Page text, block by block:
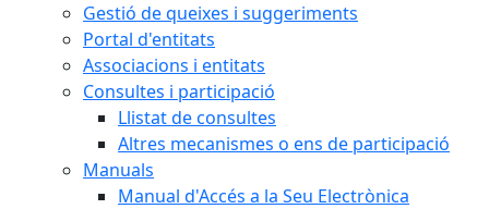
Gestió de queixes i suggeriments
Portal d'entitats
Associacions i entitats
Consultes i participació
Llistat de consultes
Altres mecanismes o ens de participació
Manuals
Manual d'Accés a la Seu Electrònica